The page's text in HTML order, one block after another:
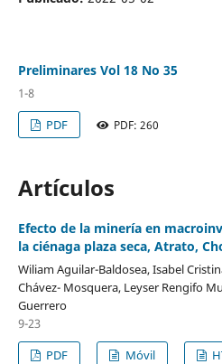
Preliminares Vol 18 No 35
1-8
PDF
PDF: 260
Artículos
Efecto de la minería en
la ciénaga plaza seca, Atrato,
Wiliam Aguilar-Baldosea, Isabel
Chávez- Mosquera, Leyser Rengifo
Guerrero
9-23
PDF
Móvil